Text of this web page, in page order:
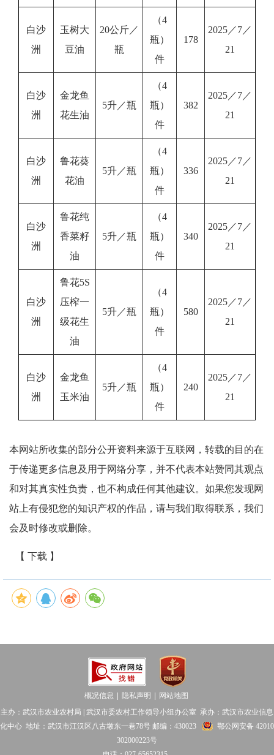
白沙
洲
玉树大
豆油
20公斤／
瓶
（4
瓶）
件
178
2025／7／
21
白沙
洲
金龙鱼
花生油
5升／瓶
（4
瓶）
件
382
2025／7／
21
白沙
洲
鲁花葵
花油
5升／瓶
（4
瓶）
件
336
2025／7／
21
白沙
洲
鲁花纯
香菜籽
油
5升／瓶
（4
瓶）
件
340
2025／7／
21
白沙
洲
鲁花5S
压榨一
级花生
油
5升／瓶
（4
瓶）
件
580
2025／7／
21
白沙
洲
金龙鱼
玉米油
5升／瓶
（4
瓶）
件
240
2025／7／
21
本网站所收集的部分公开资料来源于互联网，转载的目的在
于传递更多信息及用于网络分享，并不代表本站赞同其观点
和对其真实性负责，也不构成任何其他建议。如果您发现网
站上有侵犯您的知识产权的作品，请与我们取得联系，我们
会及时修改或删除。
【 下载 】
概况信息 隐私声明
网站地图
主办：武汉市农业农村局 | 武汉市委农村工作领导小组办公室 承办：武汉市农业信息
化中心 地址：武汉市江汉区八古墩东一巷78号 邮编：430023
鄂公网安备 42010
302000223号